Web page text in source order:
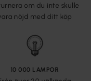
om du inte skulle
nöjd med ditt köp
10 000 LAMPOR